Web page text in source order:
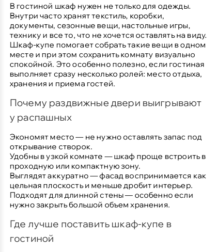
В гостиной шкаф нужен не только для одежды.
Внутри часто хранят текстиль, коробки,
документы, сезонные вещи, настольные игры,
технику и все то, что не хочется оставлять на виду.
Шкаф-купе помогает собрать такие вещи в одном
месте и при этом сохранить комнату визуально
спокойной. Это особенно полезно, если гостиная
выполняет сразу несколько ролей: место отдыха,
хранения и приема гостей.
Почему раздвижные двери выигрывают
у распашных
Экономят место — не нужно оставлять запас под
открывание створок.
Удобны в узкой комнате — шкаф проще встроить в
проходную или компактную зону.
Выглядят аккуратно — фасад воспринимается как
цельная плоскость и меньше дробит интерьер.
Подходят для длинной стены— особенно если
нужно закрыть большой объем хранения.
Где лучше поставить шкаф-купе в
гостиной